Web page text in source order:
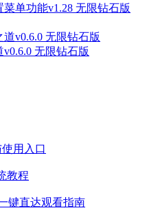
单功能v1.28 无限钻石版
无限钻石版
用入口
教程
键直达观看指南